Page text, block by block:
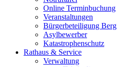
Online Terminbuchung
Veranstaltungen
Bürgerbeteiligung Berg
Asylbewerber
Katastrophenschutz
Rathaus & Service
Verwaltung